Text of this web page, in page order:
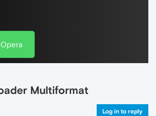
Multiformat
Log in to reply